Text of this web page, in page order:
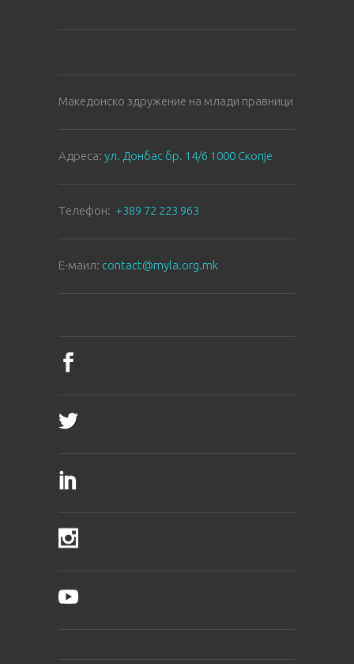
Македонско здружение на млади правници
Aдреса: ул. Донбас бр. 14/6 1000 Скопје
Tелефон: +389 72 223 963
E-маил: contact@myla.org.mk